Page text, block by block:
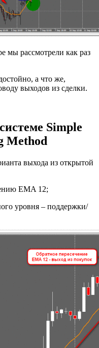
мы рассмотрели как раз
а что же,
выходов из сделки.
Simple
Method
выхода из открытой
EMA 12;
уровня – поддержки/